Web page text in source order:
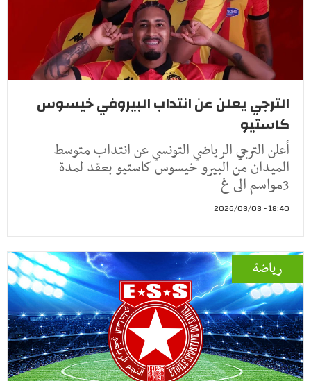
الترجي يعلن عن انتداب البيروفي خيسوس
كاستيو
أعلن الترجي الرياضي التونسي عن انتداب متوسط
الميدان من البيرو خيسوس كاستيو بعقد لمدة
3مواسم الى غ
18:40 - 2026/08/08
رياضة